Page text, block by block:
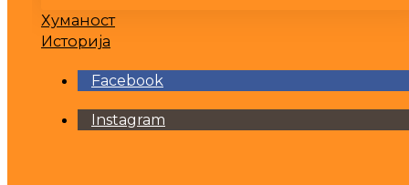
Хуманост
Историја
Facebook
Instagram